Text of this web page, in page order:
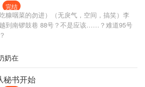
完结
吃糠咽菜的勿进）（无戾气，空间，搞笑）李
到南锣鼓巷 88号？不是应该……？难道95号
奶在
秘书开始